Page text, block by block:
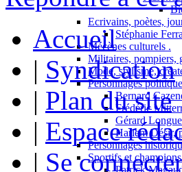
Ecrivains, poètes,
Stéphanie
Mécènes culturels .
Militaires, pompiers,
Mode, stylisme,
Personnages
Bernard
Frédéric
Gérard
Harlem Désir,
Personnages
Sportifs et
Patrick
Accueil
| Syndication
| Plan du site
| Espace
| Se